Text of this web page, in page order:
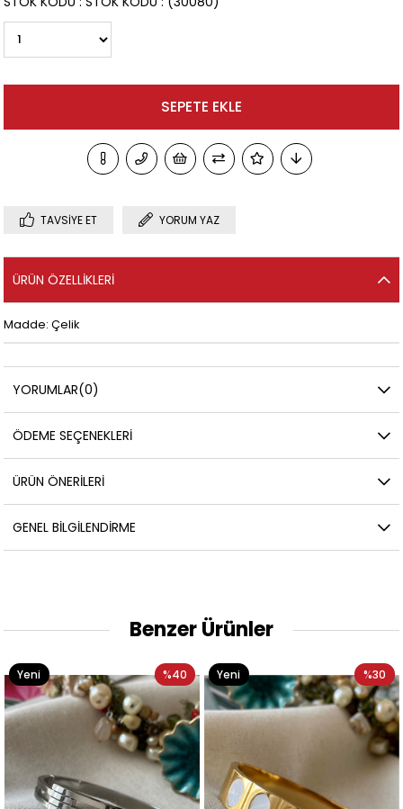
TAVSIYE ET YORUM YAZ
ÜRÜN ÖZELLIKLERI
Madde: Çelik
YORUMLAR(0)
ÖDEME SEÇENEKLERI
ÜRÜN ÖNERILERI
GENEL BILGILENDIRME
Benzer Ürünler
%40
Yeni
Ürün
%30
Yeni
Ürün